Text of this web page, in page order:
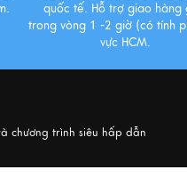
quốc tế. Hỗ trợ giao hàng
trong vòng 1 -2 giờ (có tính
vực HCM.
chương trình siêu hấp dẫn